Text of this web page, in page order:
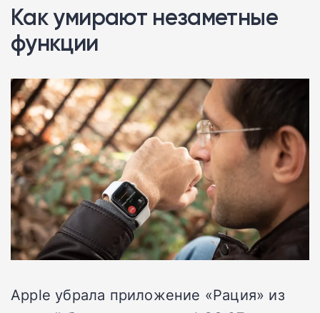
Как умирают незаметные
функции
Apple убрала приложение «Рация» из